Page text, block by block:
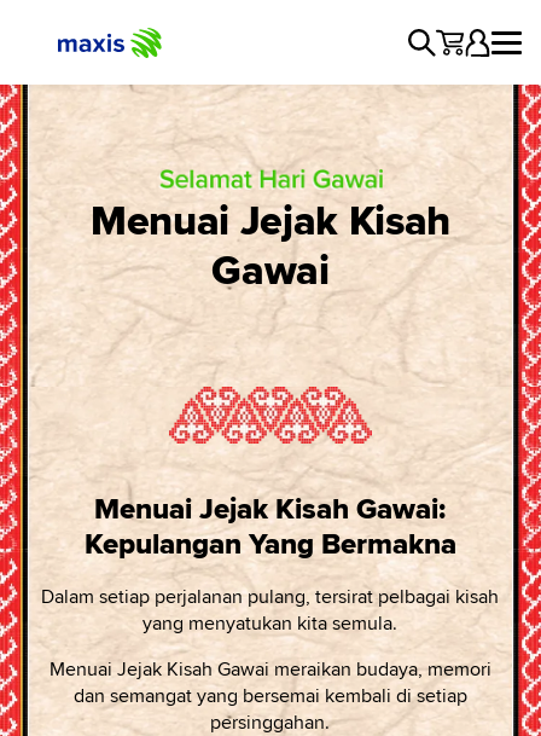
Menuai Jejak Kisah
Gawai
Menuai Jejak Kisah Gawai:
Kepulangan Yang Bermakna
Dalam setiap perjalanan pulang, tersirat pelbagai kisah
yang menyatukan kita semula.
Menuai Jejak Kisah Gawai meraikan budaya, memori
dan semangat yang bersemai kembali di setiap
persinggahan.